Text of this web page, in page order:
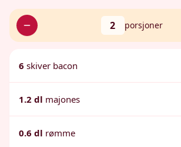
2 porsjoner
6 skiver bacon
1.2 dl majones
0.6 dl rømme